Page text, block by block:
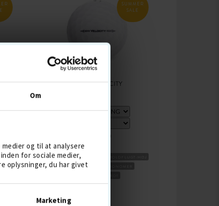
Om
og til at analysere
for sociale medier,
oplysninger, du har givet
Marketing
HØJ
SUMMER
SALE
TITLEIST VELOCITY
BESTSELLER 4 AUG
DISTANCEBOLDE